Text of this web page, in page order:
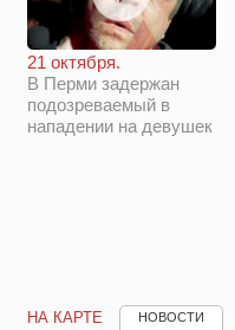
21 октября.
В Перми задержан
подозреваемый в
нападении на девушек
НА КАРТЕ НОВОСТИ